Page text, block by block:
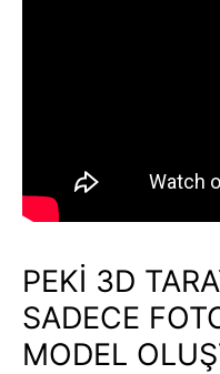
PEKİ 3D
SADECE
MODEL